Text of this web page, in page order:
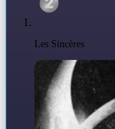
Les Sincères